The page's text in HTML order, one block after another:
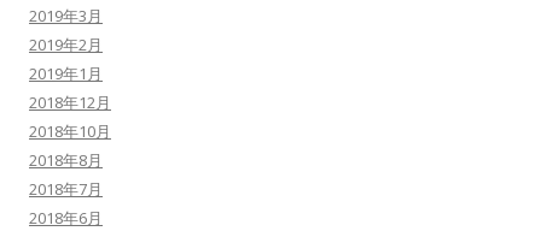
2019年3月
2019年2月
2019年1月
2018年12月
2018年10月
2018年8月
2018年7月
2018年6月